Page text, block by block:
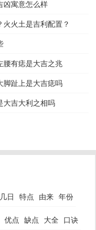
凶寓意怎么样
火土是吉利配置？
腰有痣是大吉之兆
脚趾上是大吉痣吗
大吉大利之相吗
日 特点 由来 年份
优点 缺点 大全 口诀